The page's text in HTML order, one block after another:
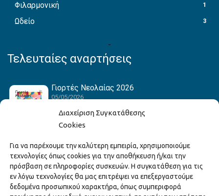
Διαχείριση Συγκατάθεσης
Cookies
Για να παρέχουμε την καλύτερη εμπειρία, χρησιμοποιούμε
τεχνολογίες όπως cookies για την αποθήκευση ή/και την
πρόσβαση σε πληροφορίες συσκευών. Η συγκατάθεση για τις
εν λόγω τεχνολογίες θα μας επιτρέψει να επεξεργαστούμε
δεδομένα προσωπικού χαρακτήρα, όπως συμπεριφορά
Φιλαρμονική 1
Ωδείο 3
Τελευταίες αναρτήσεις
Γιορτές Νεολαίας 2026
05/05/2026
Hack the Match: Γνωρίζοντας τα Αμερικανικά
Αθλήματα! Δημιουργώντας το Δικό σου
Game Story!
22/04/2026